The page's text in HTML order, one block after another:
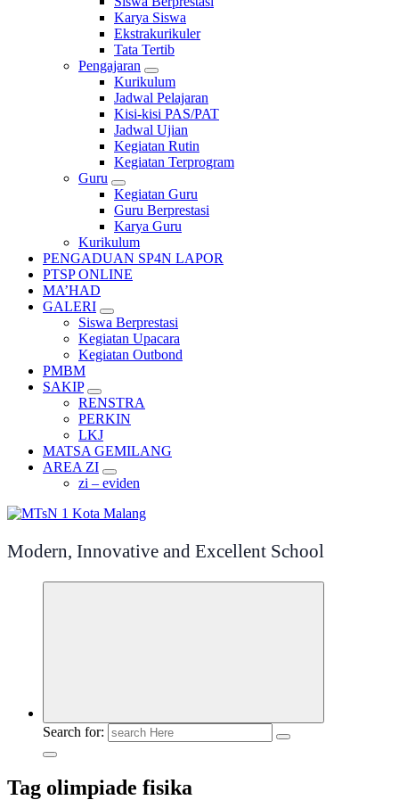
Karya Siswa
Ekstrakurikuler
Tata Tertib
Pengajaran
Kurikulum
Jadwal Pelajaran
Kisi-kisi PAS/PAT
Jadwal Ujian
Kegiatan Rutin
Kegiatan Terprogram
Guru
Kegiatan Guru
Guru Berprestasi
Karya Guru
Kurikulum
PENGADUAN SP4N LAPOR
PTSP ONLINE
MA’HAD
GALERI
Siswa Berprestasi
Kegiatan Upacara
Kegiatan Outbond
PMBM
SAKIP
RENSTRA
PERKIN
LKJ
MATSA GEMILANG
AREA ZI
zi – eviden
Modern, Innovative and Excellent School
Search for:
Tag olimpiade fisika